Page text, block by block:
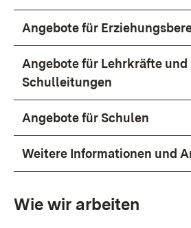
Angebote für
Angebote für Lehrkräfte und
Schulleitungen
Angebote für Schulen
Weitere Informationen und
Wie wir arbeiten